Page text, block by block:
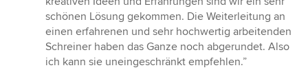
schönen Lösung gekommen. Die Weiterleitung an
einen erfahrenen und sehr hochwertig arbeitenden
Schreiner haben das Ganze noch abgerundet. Also
ich kann sie uneingeschränkt empfehlen.”